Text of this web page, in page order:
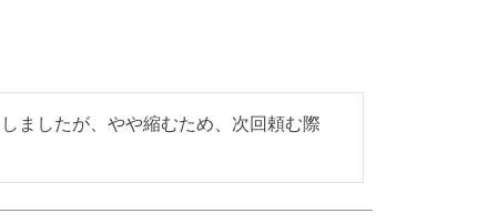
ましたが、やや縮むため、次回頼む際